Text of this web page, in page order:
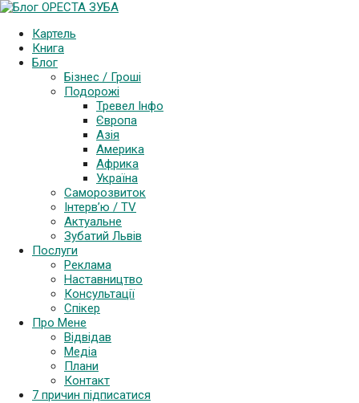
Картель
Книга
Блог
Бізнес / Гроші
Подорожі
Тревел Інфо
Європа
Азія
Америка
Африка
Україна
Саморозвиток
Інтерв’ю / TV
Актуальне
Зубатий Львів
Послуги
Реклама
Наставництво
Консультації
Спікер
Про Мене
Відвідав
Медіа
Плани
Контакт
7 причин підписатися